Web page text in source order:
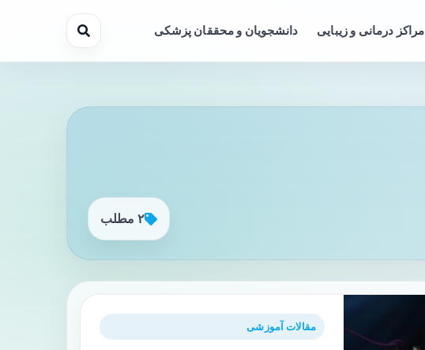
مراکز درمانی و زیبایی دانشجویان و محققان پزشکی
۲ مطلب
مقالات آموزشی